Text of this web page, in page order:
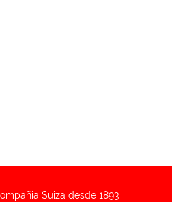
Suiza desde 1893